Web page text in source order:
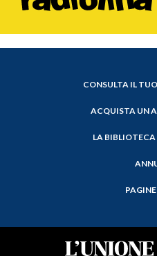
CONSULTA IL
ACQUISTA UN
LA